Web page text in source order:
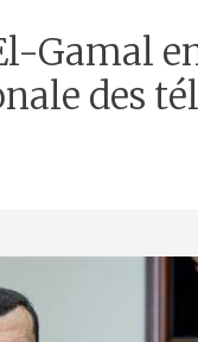
Gamal
des